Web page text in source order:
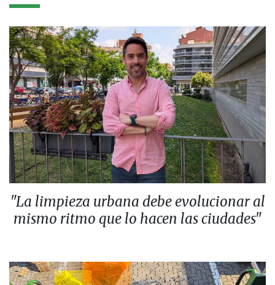
"La limpieza urbana debe evolucionar al
mismo ritmo que lo hacen las ciudades"